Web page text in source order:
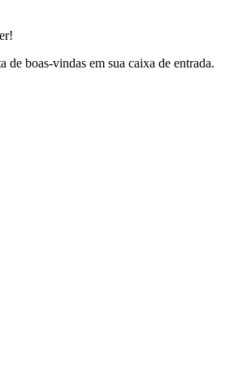
de boas-vindas em sua caixa de entrada.